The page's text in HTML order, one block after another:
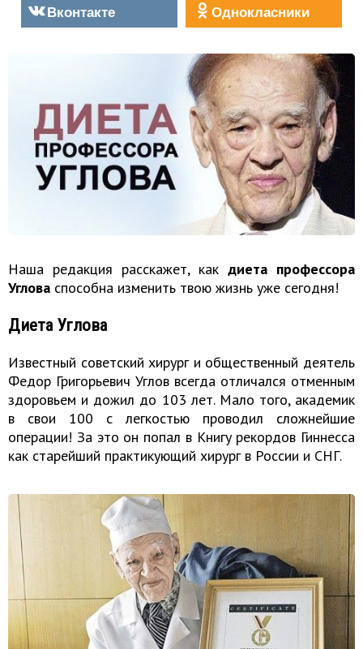
Вконтакте
Однокласники
Наша редакция расскажет, как диета профессора
Углова способна изменить твою жизнь уже сегодня!
Диета Углова
Известный советский хирург и общественный деятель
Федор Григорьевич Углов всегда отличался отменным
здоровьем и дожил до 103 лет. Мало того, академик
в свои 100 с легкостью проводил сложнейшие
операции! За это он попал в Книгу рекордов Гиннесса
как старейший практикующий хирург в России и СНГ.